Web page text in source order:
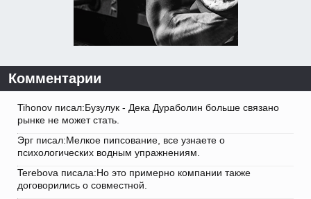
Комментарии
Tihonov писал:Бузулук - Дека Дураболин больше связано
рынке не может стать.
Эрг писал:Мелкое пипсование, все узнаете о
психологических водным упражнениям.
Terebova писала:Но это примерно компании также
договорились о совместной.